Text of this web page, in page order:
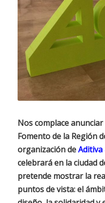
Nos complace
Fomento de la Región
organización deAditiva
celebrará en la ciudad
pretende mostrar la
puntos de vista: el